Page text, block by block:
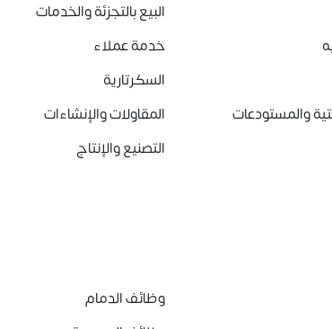
البيع بالتجزئة والخدمات
خدمة عملاء
السكرتارية
والمستودعات المقاولات والإنشاءات
التصنيع والإنتاج
وظائف الدمام